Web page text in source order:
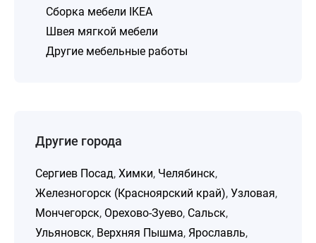
Сборка мебели IKEA
Швея мягкой мебели
Другие мебельные работы
Другие города
Сергиев Посад, Химки, Челябинск,
Железногорск (Красноярский край), Узловая,
Мончегорск, Орехово-Зуево, Сальск,
Ульяновск, Верхняя Пышма, Ярославль,